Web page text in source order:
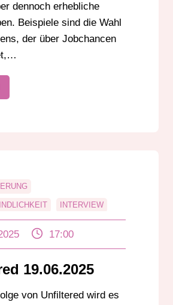
dennoch erhebliche
Beispiele sind die Wahl
der über Jobchancen
INTERVIEW
17:00
19.06.2025
von Unfiltered wird es